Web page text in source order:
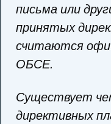
письма или
принятых
считаются
ОБСЕ.
Существует
директивных